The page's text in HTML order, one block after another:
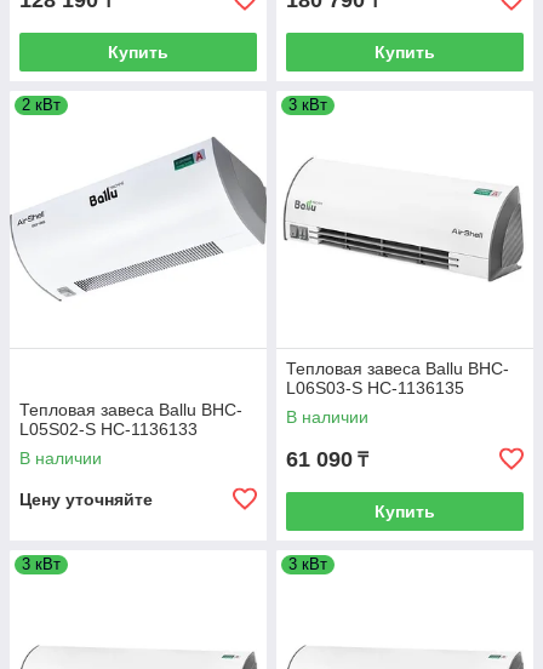
Купить Купить
2 кВт
Тепловая завеса Ballu BHC-
L05S02-S НС-1136133
В наличии
Цену уточняйте
3 кВт
Тепловая завеса Ballu BHC-
L06S03-S НС-1136135
В наличии
61 090 ₸
Купить
3 кВт 3 кВт